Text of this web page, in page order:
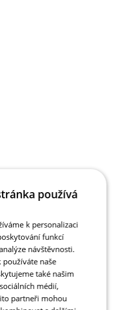
používá
k personalizaci
funkcí
návštěvnosti.
naše
také našim
médií,
partneři mohou